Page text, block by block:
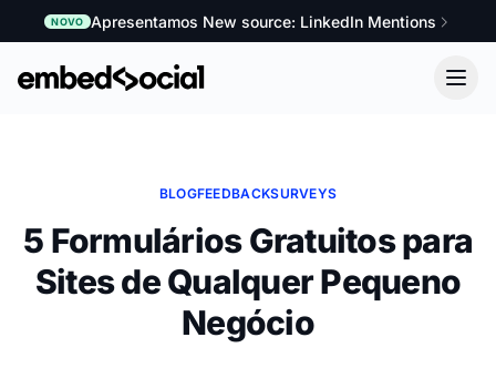
NOVO Apresentamos New source: LinkedIn Mentions
BLOGFEEDBACKSURVEYS
5 Formulários Gratuitos para
Sites de Qualquer Pequeno
Negócio